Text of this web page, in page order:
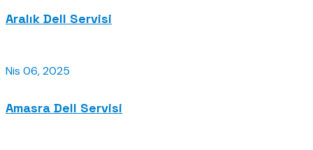
Aralık Dell Servisi
Nis 06, 2025
Amasra Dell Servisi